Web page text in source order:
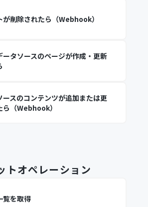
が削除されたら（Webhook）
ータソースのページが作成・更新
ースのコンテンツが追加または更
ら（Webhook）
トオペレーション
覧を取得